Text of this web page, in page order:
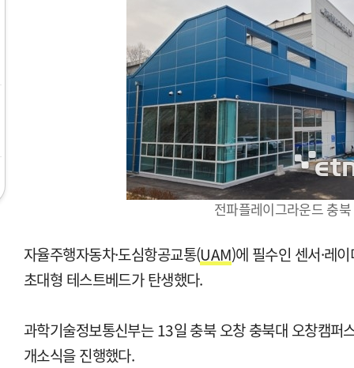
전파플레이그라운드 충
자율주행자동차·도심항공교통(UAM)에 필수인 센서·레
초대형 테스트베드가 탄생했다.
과학기술정보통신부는 13일 충북 오창 충북대 오창캠퍼
개소식을 진행했다.